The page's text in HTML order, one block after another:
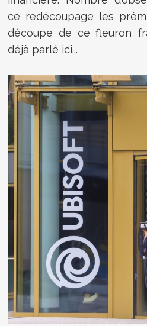
ce redécoupage les
découpe de ce fleuron
déjà parlé ici...